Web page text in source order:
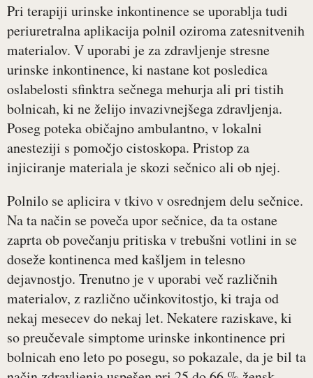
Pri terapiji urinske inkontinence se uporablja tudi
periuretralna aplikacija polnil oziroma zatesnitvenih
materialov. V uporabi je za zdravljenje stresne
urinske inkontinence, ki nastane kot posledica
oslabelosti sfinktra sečnega mehurja ali pri tistih
bolnicah, ki ne želijo invazivnejšega zdravljenja.
Poseg poteka običajno ambulantno, v lokalni
anesteziji s pomočjo cistoskopa. Pristop za
injiciranje materiala je skozi sečnico ali ob njej.
Polnilo se aplicira v tkivo v osrednjem delu sečnice.
Na ta način se poveča upor sečnice, da ta ostane
zaprta ob povečanju pritiska v trebušni votlini in se
doseže kontinenca med kašljem in telesno
dejavnostjo. Trenutno je v uporabi več različnih
materialov, z različno učinkovitostjo, ki traja od
nekaj mesecev do nekaj let. Nekatere raziskave, ki
so preučevale simptome urinske inkontinence pri
bolnicah eno leto po posegu, so pokazale, da je bil ta